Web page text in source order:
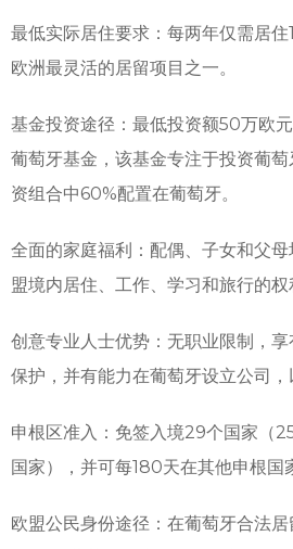
最低实际居住要求：每两年仅需居
欧洲最灵活的居留项目之一。
基金投资途径：最低投资额50万欧
葡萄牙基金，该基金专注于投资葡
资组合中60%配置在葡萄牙。
全面的家庭福利：配偶、子女和父
盟境内居住、工作、学习和旅行的权
创意专业人士优势：无职业限制，
保护，并有能力在葡萄牙设立公司，
申根区准入：免签入境29个国家（
国家），并可每180天在其他申根国
欧盟公民身份途径：在葡萄牙合法